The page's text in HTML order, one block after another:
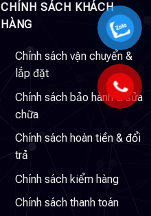
CHÍNH SÁCH KHÁCH
HÀNG
Chính sách vận chuyển &
lắp đặt
Chính sách bảo hành & sửa
chữa
Chính sách hoàn tiền & đổi
trả
Chính sách kiểm hàng
Chính sách thanh toán